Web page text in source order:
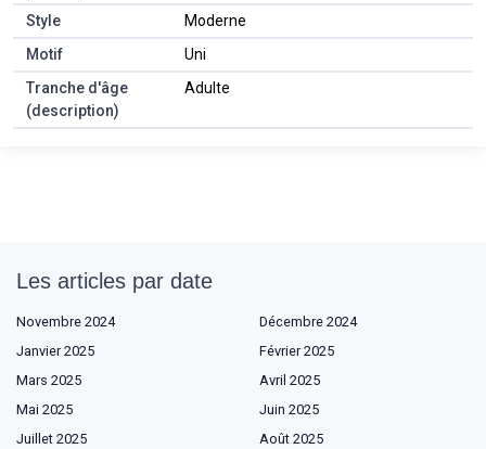
Style
Moderne
Motif
Uni
Tranche d'âge
(description)
Adulte
Les articles par date
Novembre 2024
Décembre 2024
Janvier 2025
Février 2025
Mars 2025
Avril 2025
Mai 2025
Juin 2025
Juillet 2025
Août 2025